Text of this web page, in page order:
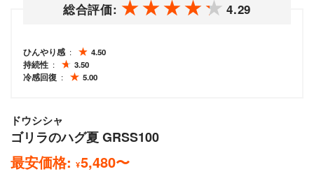
総合評価: 4.29
ひんやり感
4.50
持続性
3.50
冷感回復
5.00
ドウシシャ
ゴリラのハグ夏 GRSS100
最安価格: ¥5,480〜